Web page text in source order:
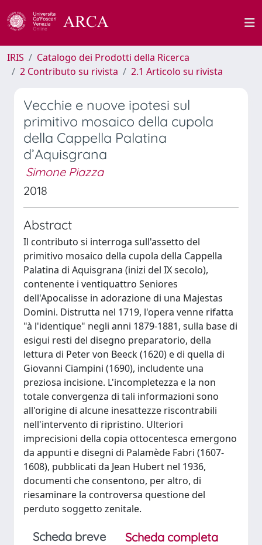
IRIS
Catalogo dei Prodotti della Ricerca
2 Contributo su rivista
2.1 Articolo su rivista
Vecchie e nuove ipotesi sul
primitivo mosaico della cupola
della Cappella Palatina
d’Aquisgrana
Simone Piazza
2018
Abstract
Il contributo si interroga sull'assetto del
primitivo mosaico della cupola della Cappella
Palatina di Aquisgrana (inizi del IX secolo),
contenente i ventiquattro Seniores
dell'Apocalisse in adorazione di una Majestas
Domini. Distrutta nel 1719, l'opera venne rifatta
"à l'identique" negli anni 1879-1881, sulla base di
esigui resti del disegno preparatorio, della
lettura di Peter von Beeck (1620) e di quella di
Giovanni Ciampini (1690), includente una
preziosa incisione. L'incompletezza e la non
totale convergenza di tali informazioni sono
all'origine di alcune inesattezze riscontrabili
nell'intervento di ripristino. Ulteriori
imprecisioni della copia ottocentesca emergono
da appunti e disegni di Palamède Fabri (1607-
1608), pubblicati da Jean Hubert nel 1936,
documenti che consentono, per altro, di
riesaminare la controversa questione del
perduto soggetto zenitale.
Scheda breve
Scheda completa